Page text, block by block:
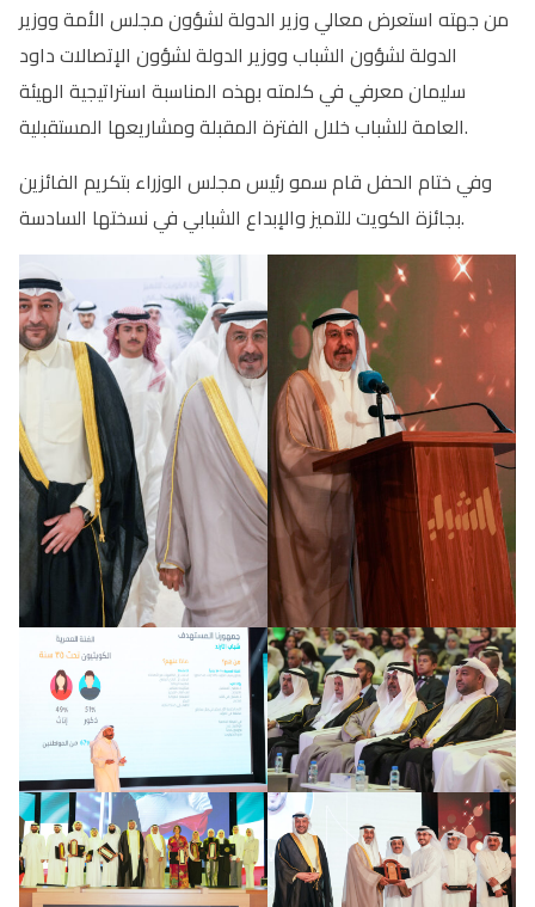
من جهته استعرض معالي وزير الدولة لشؤون مجلس الأمة ووزير
الدولة لشؤون الشباب ووزير الدولة لشؤون الإتصالات داود
سليمان معرفي في كلمته بهذه المناسبة استراتيجية الهيئة
العامة للشباب خلال الفترة المقبلة ومشاريعها المستقبلية.
وفي ختام الحفل قام سمو رئيس مجلس الوزراء بتكريم الفائزين
بجائزة الكويت للتميز والإبداع الشبابي في نسختها السادسة.